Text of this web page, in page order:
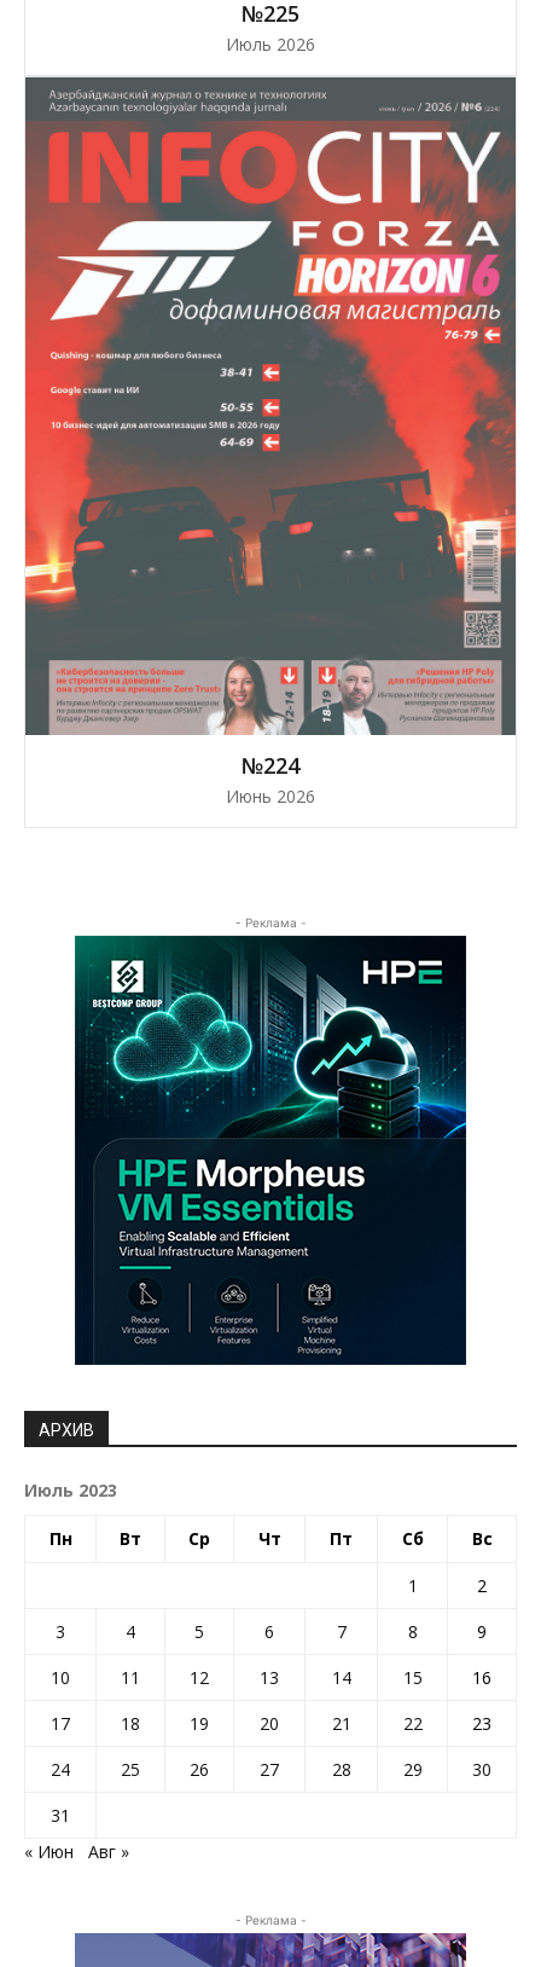
№225
Июль 2026
№224
Июнь 2026
- Реклама -
АРХИВ
Июль 2023
Пн Вт Ср Чт Пт Сб Вс
1
2
3
4 5 6 7 8
9
10
11 12 13 14 15
16
17
18 19 20 21 22
23
24
25 26 27 28 29
30
31
« Июн
Авг »
- Реклама -